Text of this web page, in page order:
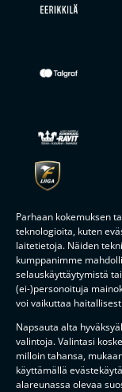
Parhaan kokemuksen
teknologioita, kuten
laitetietoja. Näiden
kumppanimme
selauskäyttäytymistä
(ei-)personoituja
voi vaikuttaa
Napsauta alta
valintoja. Valintasi
milloin tahansa,
käyttämällä
alareunassa olevaa
MAAILMAN